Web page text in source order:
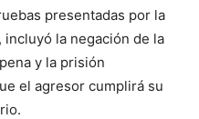
presentadas por la
, incluyó la negación de la
y la prisión
el agresor cumplirá su